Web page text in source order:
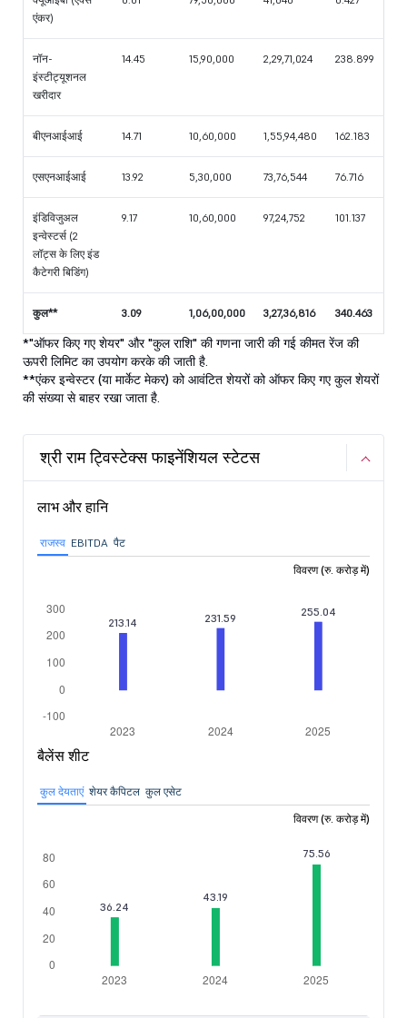
एंकर)
नॉन-
इंस्टीट्यूशनल
खरीदार
14.45 15,90,000 2,29,71,024 238.899
बीएनआईआई 14.71 10,60,000 1,55,94,480 162.183
एसएनआईआई 13.92 5,30,000 73,76,544 76.716
इंडिविजुअल
इन्वेस्टर्स (2
लॉट्स के लिए इंड
कैटेगरी बिडिंग)
9.17 10,60,000 97,24,752 101.137
कुल** 3.09 1,06,00,000 3,27,36,816 340.463
*"ऑफर किए गए शेयर" और "कुल राशि" की गणना जारी की गई कीमत रेंज की
ऊपरी लिमिट का उपयोग करके की जाती है.
**एंकर इन्वेस्टर (या मार्केट मेकर) को आवंटित शेयरों को ऑफर किए गए कुल शेयरों
की संख्या से बाहर रखा जाता है.
श्री राम ट्विस्टेक्स फाइनेंशियल स्टेटस
लाभ और हानि
राजस्व EBITDA पैट
विवरण (रु. करोड़ में)
बैलेंस शीट
कुल देयताएं शेयर कैपिटल कुल एसेट
विवरण (रु. करोड़ में)